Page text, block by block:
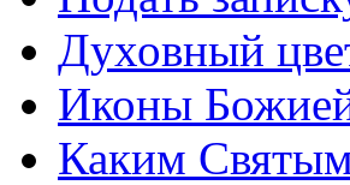
Духовный
Иконы
Каким